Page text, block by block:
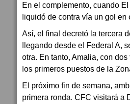
En el complemento, cuando
liquidó de contra vía un gol
Así, el final decretó la tercera
llegando desde el Federal A,
otra. En tanto, Amalia, con
los primeros puestos de la
El próximo fin de semana,
primera ronda. CFC visitará a